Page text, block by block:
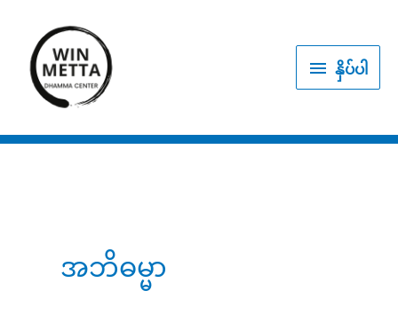
content
နှိပ် နှိပ်ပါ
အဘိဓမ္မာ